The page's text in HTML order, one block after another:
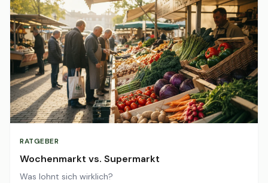
RATGEBER
Wochenmarkt vs. Supermarkt
Was lohnt sich wirklich?